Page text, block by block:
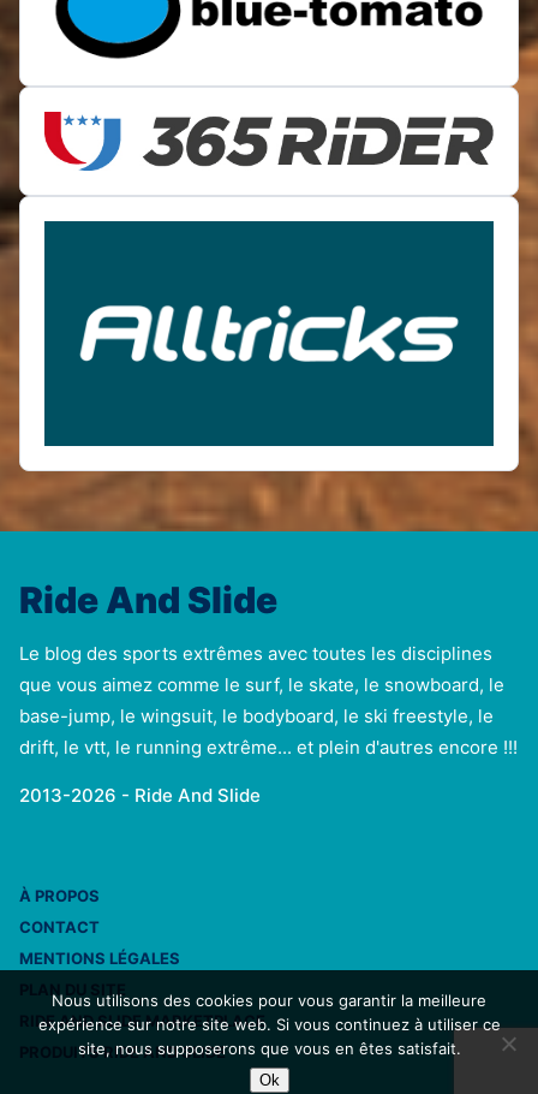
Ride And Slide
Le blog des sports extrêmes avec toutes les disciplines
que vous aimez comme le surf, le skate, le snowboard, le
base-jump, le wingsuit, le bodyboard, le ski freestyle, le
drift, le vtt, le running extrême... et plein d'autres encore !!!
2013-2026 - Ride And Slide
À PROPOS
CONTACT
MENTIONS LÉGALES
PLAN DU SITE
RIDE AND SLIDE MARKETPLACE
PRODUITS RIDE AND SLIDE
Nous utilisons des cookies pour vous garantir la meilleure
expérience sur notre site web. Si vous continuez à utiliser ce
site, nous supposerons que vous en êtes satisfait.
Ok